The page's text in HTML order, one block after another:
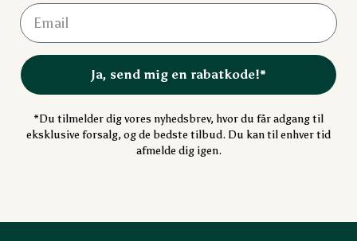
Ja, send mig en rabatkode!*
*Du tilmelder dig vores nyhedsbrev, hvor du får adgang til
eksklusive forsalg, og de bedste tilbud. Du kan til enhver tid
afmelde dig igen.